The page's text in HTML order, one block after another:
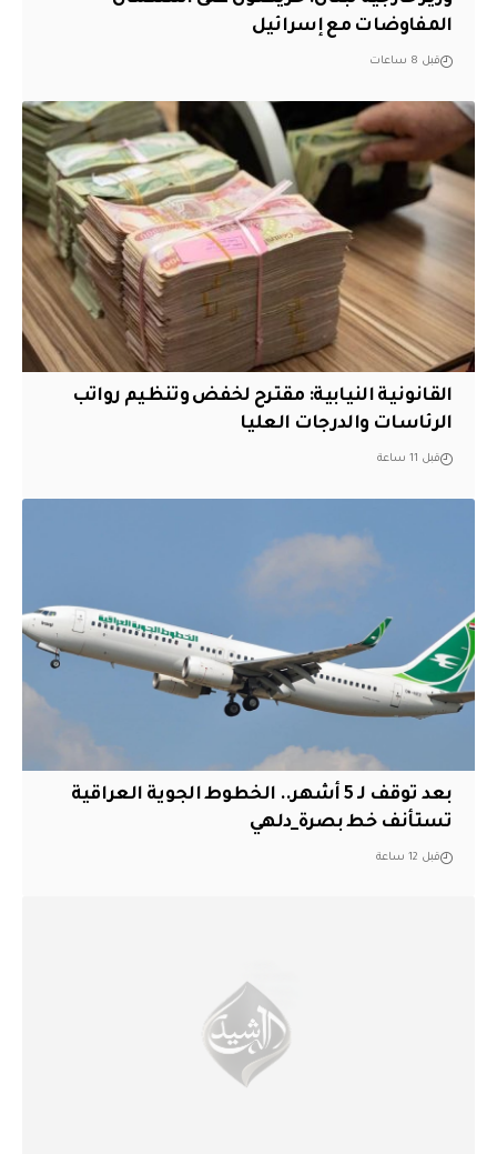
المفاوضات مع إسرائيل
قبل 8 ساعات
القانونية النيابية: مقترح لخفض وتنظيم رواتب
الرئاسات والدرجات العليا
قبل 11 ساعة
بعد توقف لـ 5 أشهر.. الخطوط الجوية العراقية
تستأنف خط بصرة_دلهي
قبل 12 ساعة